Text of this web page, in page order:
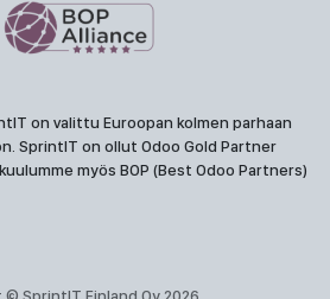
on valittu Euroopan kolmen parhaan
SprintIT on ollut Odoo Gold Partner
myös BOP (Best Odoo Partners)
SprintIT Finland Oy 2026